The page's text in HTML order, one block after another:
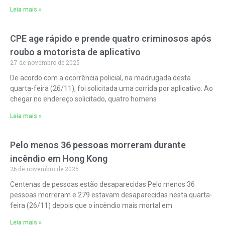
Leia mais »
CPE age rápido e prende quatro criminosos após
roubo a motorista de aplicativo
27 de novembro de 2025
De acordo com a ocorrência policial, na madrugada desta
quarta-feira (26/11), foi solicitada uma corrida por aplicativo. Ao
chegar no endereço solicitado, quatro homens
Leia mais »
Pelo menos 36 pessoas morreram durante
incêndio em Hong Kong
26 de novembro de 2025
Centenas de pessoas estão desaparecidas Pelo menos 36
pessoas morreram e 279 estavam desaparecidas nesta quarta-
feira (26/11) depois que o incêndio mais mortal em
Leia mais »